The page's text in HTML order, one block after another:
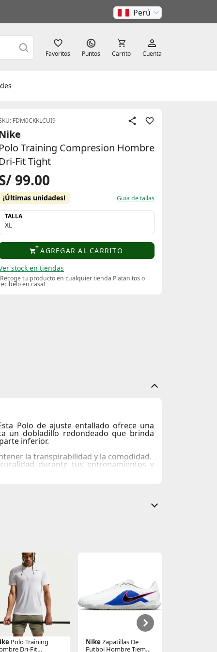
Perú
Favoritos Puntos Carrito Cuenta
FDM0CKKLCUI9
Training Compresion Hombre
Fit Tight
99.00
¡Últimas unidades! Guía de tallas
TALLA
AGREGAR AL CARRITO
stock en tiendas
tu producto en cualquier tienda Platanitos o
en casa!
Polo de ajuste entallado ofrece una
un dobladillo redondeado que brinda
inferior.
la transpirabilidad y la comodidad.
durante tus entrenamientos y
Polo Training
Dri-Fit
Nike Zapatillas De
Futbol Hombre Tiempo